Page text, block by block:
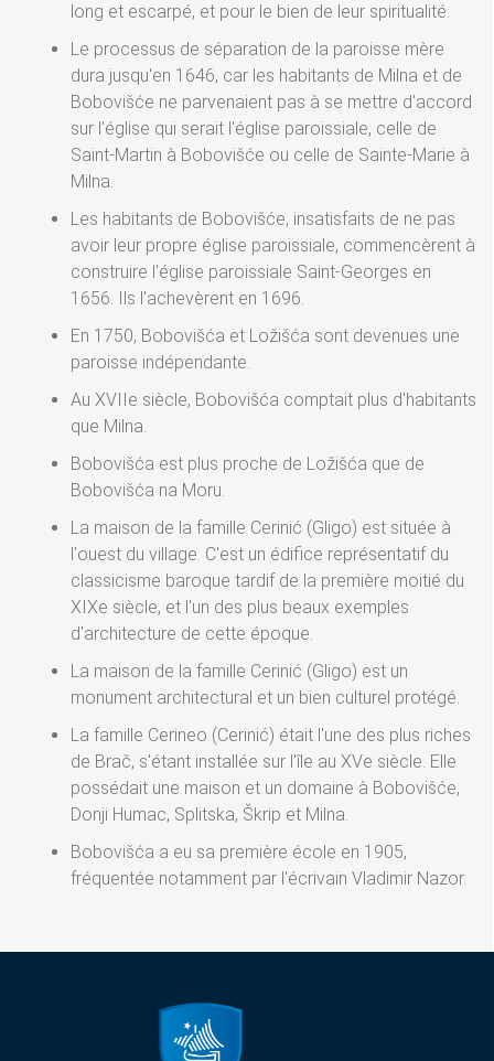
long et escarpé, et pour le bien de leur spiritualité.
Le processus de séparation de la paroisse mère
dura jusqu'en 1646, car les habitants de Milna et de
Bobovišće ne parvenaient pas à se mettre d'accord
sur l'église qui serait l'église paroissiale, celle de
Saint-Martin à Bobovišće ou celle de Sainte-Marie à
Milna.
Les habitants de Bobovišće, insatisfaits de ne pas
avoir leur propre église paroissiale, commencèrent à
construire l'église paroissiale Saint-Georges en
1656. Ils l'achevèrent en 1696.
En 1750, Bobovišća et Ložišća sont devenues une
paroisse indépendante.
Au XVIIe siècle, Bobovišća comptait plus d'habitants
que Milna.
Bobovišća est plus proche de Ložišća que de
Bobovišća na Moru.
La maison de la famille Cerinić (Gligo) est située à
l'ouest du village. C'est un édifice représentatif du
classicisme baroque tardif de la première moitié du
XIXe siècle, et l'un des plus beaux exemples
d'architecture de cette époque.
La maison de la famille Cerinić (Gligo) est un
monument architectural et un bien culturel protégé.
La famille Cerineo (Cerinić) était l'une des plus riches
de Brač, s'étant installée sur l'île au XVe siècle. Elle
possédait une maison et un domaine à Bobovišće,
Donji Humac, Splitska, Škrip et Milna.
Bobovišća a eu sa première école en 1905,
fréquentée notamment par l'écrivain Vladimir Nazor.